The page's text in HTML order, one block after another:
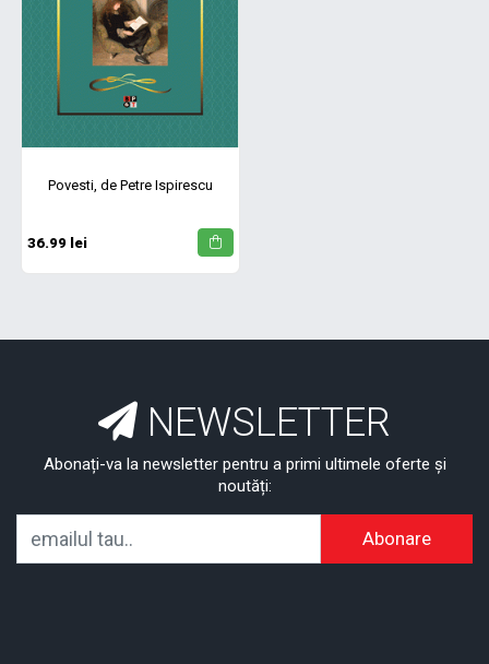
Povesti, de Petre Ispirescu
36.99 lei
NEWSLETTER
Abonați-va la newsletter pentru a primi ultimele oferte și
noutăți:
Abonare